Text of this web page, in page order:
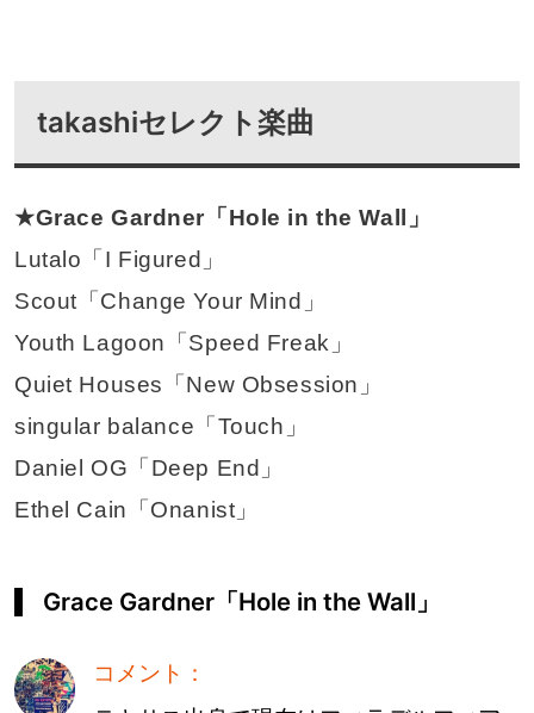
takashiセレクト楽曲
★Grace Gardner「Hole in the Wall」
Lutalo「I Figured」
Scout「Change Your Mind」
Youth Lagoon「Speed Freak」
Quiet Houses「New Obsession」
singular balance「Touch」
Daniel OG「Deep End」
Ethel Cain「Onanist」
Grace Gardner「Hole in the Wall」
コメント：